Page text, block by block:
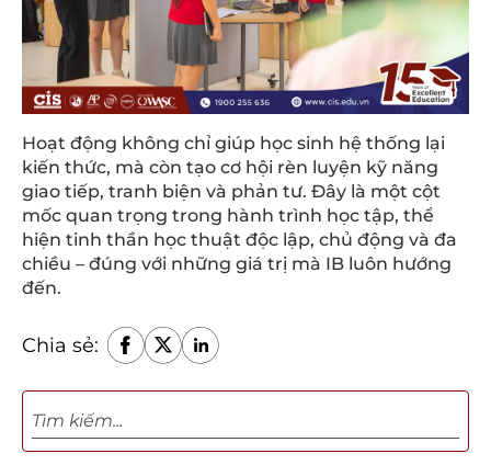
Hoạt động không chỉ giúp học sinh hệ thống lại
kiến thức, mà còn tạo cơ hội rèn luyện kỹ năng
giao tiếp, tranh biện và phản tư. Đây là một cột
mốc quan trọng trong hành trình học tập, thể
hiện tinh thần học thuật độc lập, chủ động và đa
chiều – đúng với những giá trị mà IB luôn hướng
đến.
Chia sẻ: